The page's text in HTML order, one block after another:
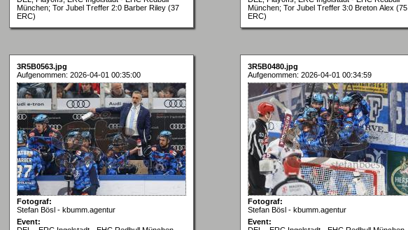
München; Tor Jubel Treffer 2:0 Barber Riley (37
ERC)
München; Tor Jubel Treffer 3:0 Breton Alex (75
ERC)
3R5B0563.jpg
Aufgenommen: 2026-04-01 00:35:00
Fotograf:
Stefan Bösl - kbumm.agentur
Event:
3R5B0480.jpg
Aufgenommen: 2026-04-01 00:34:59
Fotograf:
Stefan Bösl - kbumm.agentur
Event: